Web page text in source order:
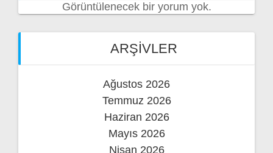
Görüntülenecek bir yorum yok.
ARŞIVLER
Ağustos 2026
Temmuz 2026
Haziran 2026
Mayıs 2026
Nisan 2026